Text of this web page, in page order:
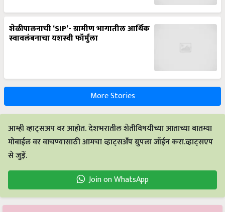
शेळीपालनाची ‘SIP’- ग्रामीण भागातील आर्थिक
स्वावलंबनाचा यशस्वी फॉर्मुला
More Stories
आम्ही व्हाट्सअप वर आहोत. देशभरातील शेतीविषयीच्या आताच्या बातम्या
मोबाईल वर वाचण्यासाठी आमचा व्हाट्सअँप ग्रुपला जॉईन करा.व्हाट्सएप
से जुड़ें.
Join on WhatsApp